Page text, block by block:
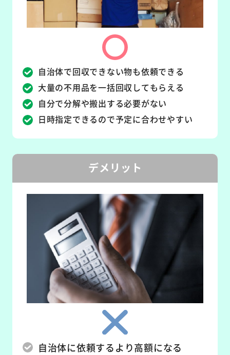
自治体で回収できない物も依頼できる
大量の不用品を一括回収してもらえる
自分で分解や搬出する必要がない
日時指定できるので予定に合わせやすい
デメリット
自治体に依頼するより高額になる